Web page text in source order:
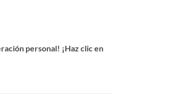
personal! ¡Haz clic en